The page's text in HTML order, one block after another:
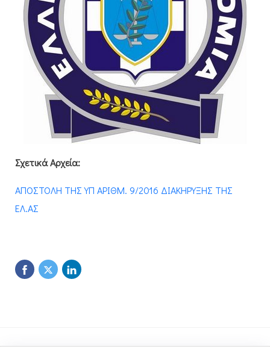
Σχετικά Αρχεία:
ΑΠΟΣΤΟΛΗ ΤΗΣ ΥΠ ΑΡΙΘΜ. 9/2016 ΔΙΑΚΗΡΥΞΗΣ ΤΗΣ
ΕΛ.ΑΣ